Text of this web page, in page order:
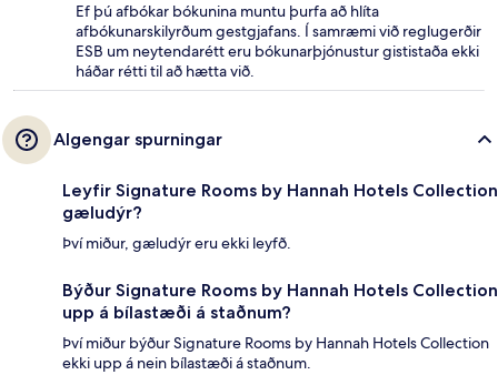
Ef þú afbókar bókunina muntu þurfa að hlíta
afbókunarskilyrðum gestgjafans. Í samræmi við reglugerðir
ESB um neytendarétt eru bókunarþjónustur gististaða ekki
háðar rétti til að hætta við.
Algengar spurningar
Leyfir Signature Rooms by Hannah Hotels Collection
gæludýr?
Því miður, gæludýr eru ekki leyfð.
Býður Signature Rooms by Hannah Hotels Collection
upp á bílastæði á staðnum?
Því miður býður Signature Rooms by Hannah Hotels Collection
ekki upp á nein bílastæði á staðnum.